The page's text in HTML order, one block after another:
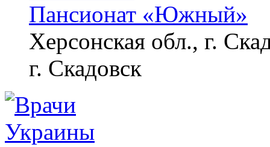
Пансионат «Южный»
Херсонская обл., г.
г. Скадовск